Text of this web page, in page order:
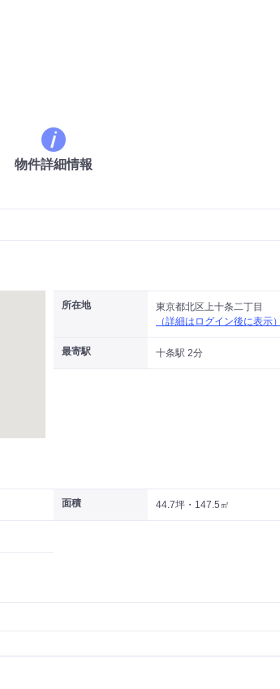
物件詳細情報
所在地
東京都北区上十条二丁目
（詳細はログイン後に表示）
最寄駅 十条駅 2分
面積 44.7坪・147.5㎡